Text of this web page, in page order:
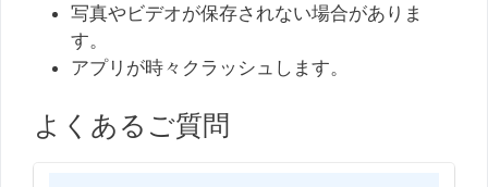
写真やビデオが保存されない場合がありま
す。
アプリが時々クラッシュします。
よくあるご質問